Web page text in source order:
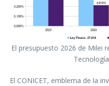
El presupuesto 2026 de Milei
El CONICET, emblema de la